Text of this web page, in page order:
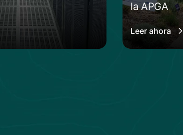
la APGA
Leer ahora